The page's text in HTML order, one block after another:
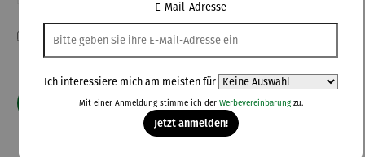
Ich habe die Konfiguration überprüft und bestätige die Richtigkeit
In den Warenkorb
**Aufgrund von Neuberechnungen im Warenkorb sind abweichende
E-Mail-Adresse
Ich interessiere mich am meisten für
Mit einer Anmeldung stimme ich der Werbevereinbarungzu.
Jetzt anmelden!